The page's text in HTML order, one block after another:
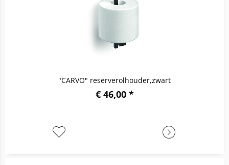
"CARVO" reserverolhouder,zwart
€ 46,00 *